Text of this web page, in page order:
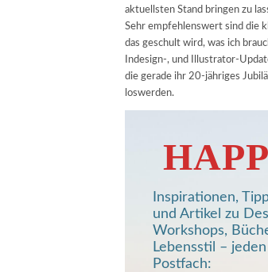
aktuellsten Stand bringen zu
Sehr empfehlenswert sind die
das geschult wird, was ich
Indesign-, und Illustrator-
die gerade ihr 20-jähriges
loswerden.
Inspirationen,
und Artikel zu
Workshops,
Lebensstil –
Postfach: